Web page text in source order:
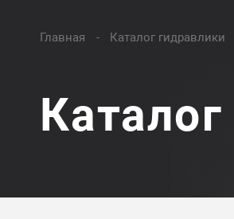
Главная Каталог гидравлики